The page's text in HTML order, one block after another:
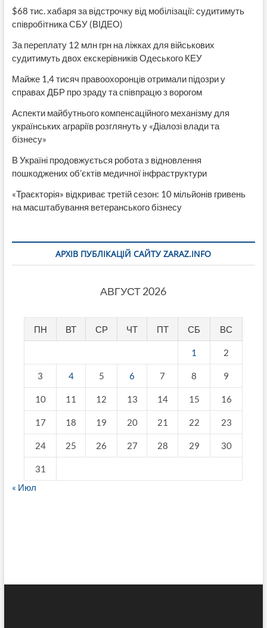
$68 тис. хабаря за відстрочку від мобілізації: судитимуть
співробітника СБУ (ВІДЕО)
За переплату 12 млн грн на ліжках для військових
судитимуть двох екскерівників Одеського КЕУ
Майже 1,4 тисяч правоохоронців отримали підозри у
справах ДБР про зраду та співпрацю з ворогом
Аспекти майбутнього компенсаційного механізму для
українських аграріїв розглянуть у «Діалозі влади та
бізнесу»
В Україні продовжується робота з відновлення
пошкоджених об’єктів медичної інфраструктури
«Траєкторія» відкриває третій сезон: 10 мільйонів гривень
на масштабування ветеранського бізнесу
АРХІВ ПУБЛІКАЦІЙ САЙТУ ZARAZ.INFO
АВГУСТ 2026
ПН ВТ СР ЧТ ПТ СБ ВС
1 2
3 4 5 6 7 8 9
10 11 12 13 14 15 16
17 18 19 20 21 22 23
24 25 26 27 28 29 30
31
« Июл